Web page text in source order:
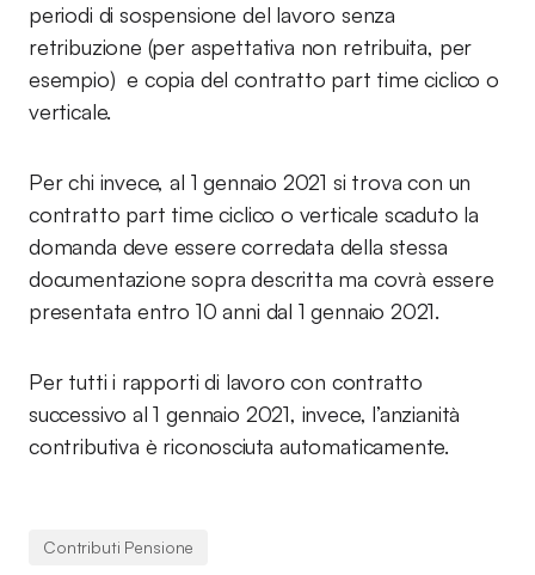
periodi di sospensione del lavoro senza
retribuzione (per aspettativa non retribuita, per
esempio) e copia del contratto part time ciclico o
verticale.
Per chi invece, al 1 gennaio 2021 si trova con un
contratto part time ciclico o verticale scaduto la
domanda deve essere corredata della stessa
documentazione sopra descritta ma covrà essere
presentata entro 10 anni dal 1 gennaio 2021.
Per tutti i rapporti di lavoro con contratto
successivo al 1 gennaio 2021, invece, l’anzianità
contributiva è riconosciuta automaticamente.
Contributi Pensione